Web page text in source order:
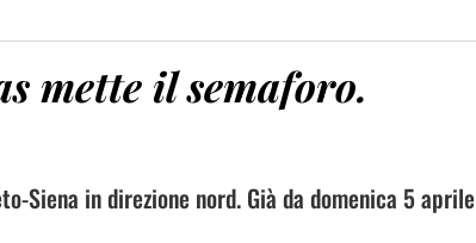
mette il semaforo.
Siena in direzione nord. Già da domenica 5 aprile